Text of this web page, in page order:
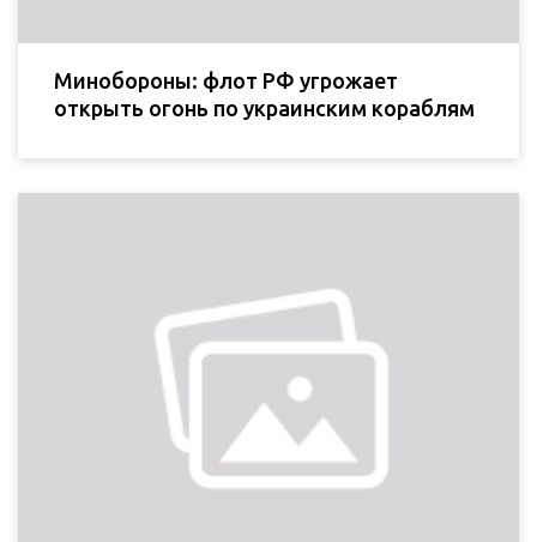
Минобороны: флот РФ угрожает
открыть огонь по украинским кораблям